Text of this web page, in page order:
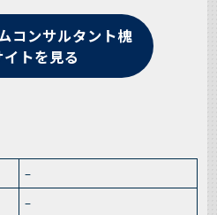
コンサルタント槐
トを見る
–
–